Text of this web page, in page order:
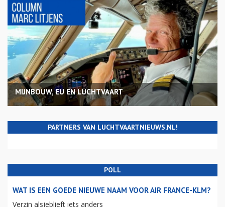
COLUMNS
MIJNBOUW, EU EN LUCHTVAART